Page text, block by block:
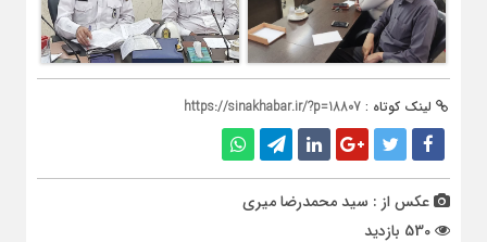
لینک کوتاه : https://sinakhabar.ir/?p=18807
عکس از : سید محمدرضا میری